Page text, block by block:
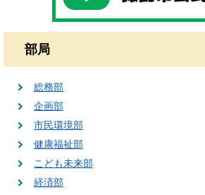
部局
総務部
企画部
市民環境部
健康福祉部
こども未来部
経済部